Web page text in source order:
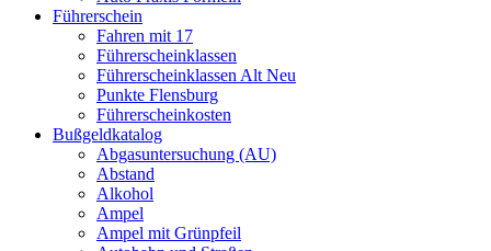
Führerschein
Fahren mit 17
Führerscheinklassen
Führerscheinklassen Alt Neu
Punkte Flensburg
Führerscheinkosten
Bußgeldkatalog
Abgasuntersuchung (AU)
Abstand
Alkohol
Ampel
Ampel mit Grünpfeil